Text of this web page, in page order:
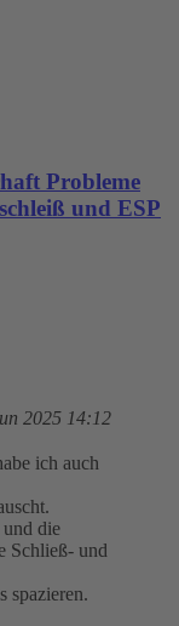
Probleme
und ESP
2025 14:12
ich auch
die
Schließ- und
spazieren.